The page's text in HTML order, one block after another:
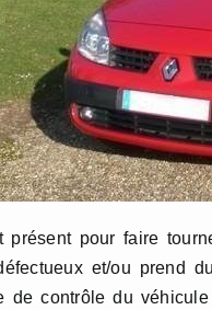
présent pour faire
et/ou prend
de contrôle du